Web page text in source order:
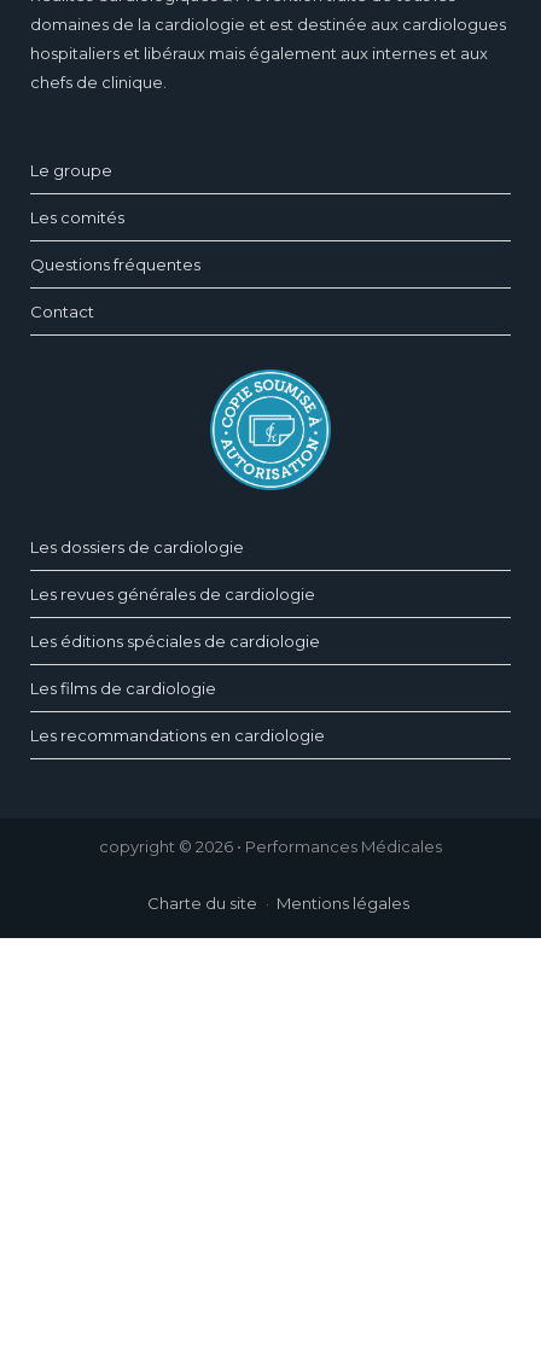
domaines de la cardiologie et est destinée aux cardiologues
hospitaliers et libéraux mais également aux internes et aux
chefs de clinique.
Le groupe
Les comités
Questions fréquentes
Contact
Les dossiers de cardiologie
Les revues générales de cardiologie
Les éditions spéciales de cardiologie
Les films de cardiologie
Les recommandations en cardiologie
copyright © 2026 • Performances Médicales
Charte du site Mentions légales